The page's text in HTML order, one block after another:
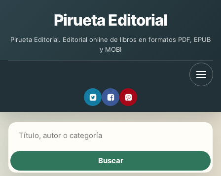
Pirueta Editorial
Pirueta Editorial. Editorial online de libros en formatos PDF, EPUB
y MOBI